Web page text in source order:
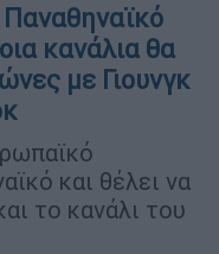
κανάλια θα
με Γιουνγκ
και θέλει να
το κανάλι του